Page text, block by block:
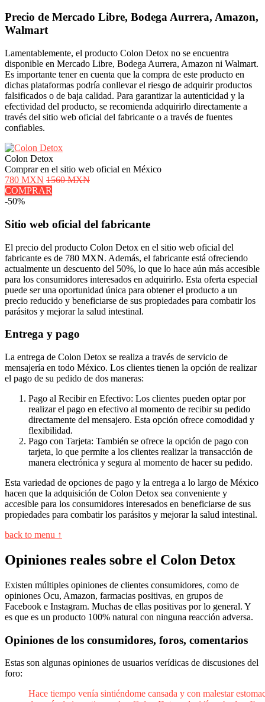
Precio de Mercado Libre, Bodega Aurrera, Amazon,
Walmart
Lamentablemente, el producto Colon Detox no se encuentra
disponible en Mercado Libre, Bodega Aurrera, Amazon ni Walmart.
Es importante tener en cuenta que la compra de este producto en
dichas plataformas podría conllevar el riesgo de adquirir productos
falsificados o de baja calidad. Para garantizar la autenticidad y la
efectividad del producto, se recomienda adquirirlo directamente a
través del sitio web oficial del fabricante o a través de fuentes
confiables.
Colon Detox
Comprar en el sitio web oficial en México
780 MXN 1560 MXN
COMPRAR
-50%
Sitio web oficial del fabricante
El precio del producto Colon Detox en el sitio web oficial del
fabricante es de 780 MXN. Además, el fabricante está ofreciendo
actualmente un descuento del 50%, lo que lo hace aún más accesible
para los consumidores interesados en adquirirlo. Esta oferta especial
puede ser una oportunidad única para obtener el producto a un
precio reducido y beneficiarse de sus propiedades para combatir los
parásitos y mejorar la salud intestinal.
Entrega y pago
La entrega de Colon Detox se realiza a través de servicio de
mensajería en todo México. Los clientes tienen la opción de realizar
el pago de su pedido de dos maneras:
Pago al Recibir en Efectivo: Los clientes pueden optar por
realizar el pago en efectivo al momento de recibir su pedido
directamente del mensajero. Esta opción ofrece comodidad y
flexibilidad.
Pago con Tarjeta: También se ofrece la opción de pago con
tarjeta, lo que permite a los clientes realizar la transacción de
manera electrónica y segura al momento de hacer su pedido.
Esta variedad de opciones de pago y la entrega a lo largo de México
hacen que la adquisición de Colon Detox sea conveniente y
accesible para los consumidores interesados en beneficiarse de sus
propiedades para combatir los parásitos y mejorar la salud intestinal.
back to menu ↑
Opiniones reales sobre el Colon Detox
Existen múltiples opiniones de clientes consumidores, como de
opiniones Ocu, Amazon, farmacias positivas, en grupos de
Facebook e Instagram. Muchas de ellas positivas por lo general. Y
es que es un producto 100% natural con ninguna reacción adversa.
Opiniones de los consumidores, foros, comentarios
Estas son algunas opiniones de usuarios verídicas de discusiones del
foro:
Hace tiempo venía sintiéndome cansada y con malestar